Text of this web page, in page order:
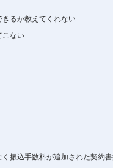
きるか教えてくれない
こない
振込手数料が追加された契約